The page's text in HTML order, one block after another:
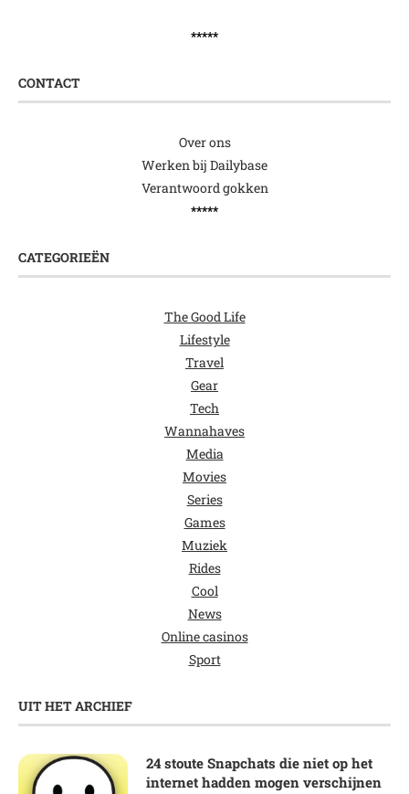
*****
CONTACT
Over ons
Werken bij Dailybase
Verantwoord gokken
*****
CATEGORIEËN
The Good Life
Lifestyle
Travel
Gear
Tech
Wannahaves
Media
Movies
Series
Games
Muziek
Rides
Cool
News
Online casinos
Sport
UIT HET ARCHIEF
24 stoute Snapchats die niet op het
internet hadden mogen verschijnen